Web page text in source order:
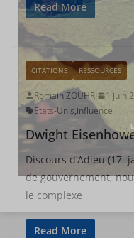
Read More
CITATIONS RESSOURCES
Romain ZOUHRI 1 juin
Etats-Unis,influence
Dwight
Discours d’Adieu (17
de gouvernement,
le complexe
Read More